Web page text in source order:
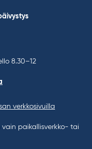
8.30–12
verkkosivuilla
paikallisverkko- tai